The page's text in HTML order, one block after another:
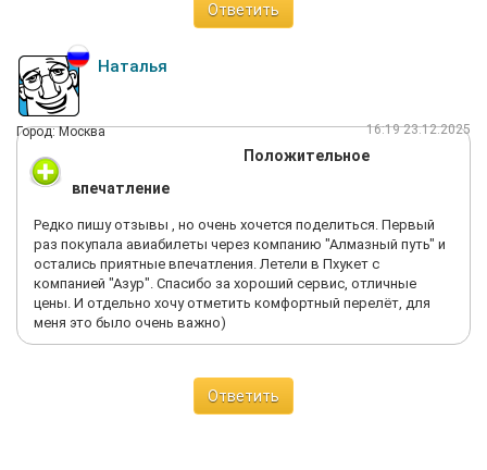
Ответить
Наталья
Город: Москва 16:19 23.12.2025
Положительное
впечатление
Редко пишу отзывы , но очень хочется поделиться. Первый
раз покупала авиабилеты через компанию "Алмазный путь" и
остались приятные впечатления. Летели в Пхукет с
компанией "Азур". Спасибо за хороший сервис, отличные
цены. И отдельно хочу отметить комфортный перелёт, для
меня это было очень важно)
Ответить